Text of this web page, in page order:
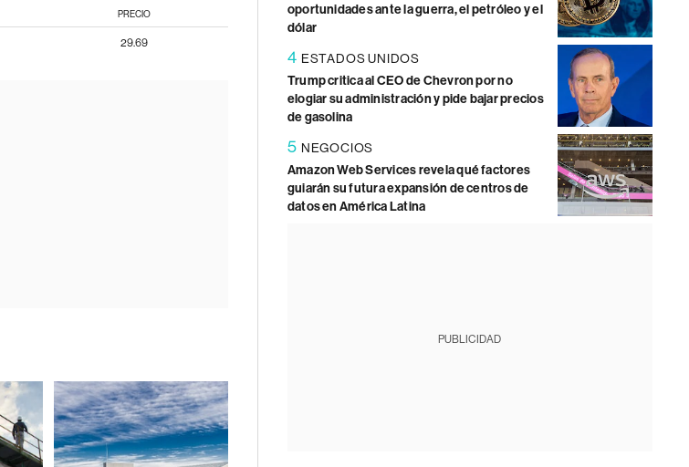
PRECIO
29.69
oportunidades ante la guerra, el petróleo y el
dólar
4 ESTADOS UNIDOS
Trump critica al CEO de Chevron por no
elogiar su administración y pide bajar precios
de gasolina
5 NEGOCIOS
Amazon Web Services revela qué factores
guiarán su futura expansión de centros de
datos en América Latina
PUBLICIDAD